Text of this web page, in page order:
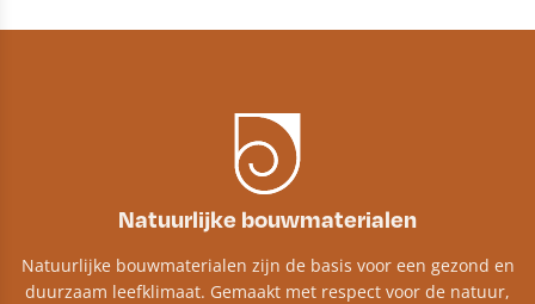
Natuurlijke bouwmaterialen
Natuurlijke bouwmaterialen zijn de basis voor een gezond en
duurzaam leefklimaat. Gemaakt met respect voor de natuur,